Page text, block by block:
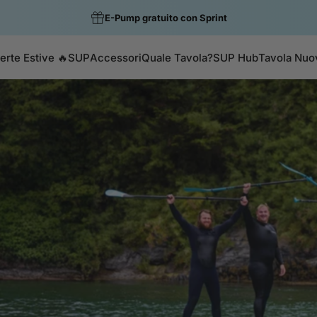
Colore della Settimana: Gecko ora €399.99
Estive 🔥
Offerte Estive 🔥
SUPAccessori
Accessori
Quale Tavola?SUP HubTavola